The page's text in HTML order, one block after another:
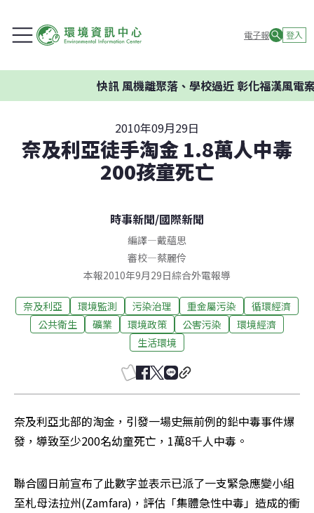
電子報 登入
快訊風機離聚落、學校過近 彰化福漢風電案
2010年09月29日
奈及利亞徒手淘金 1.8萬人中毒
200孩童死亡
時事新聞/國際新聞
編譯—戴蘊思
審校—蔡麗伶
本報2010年9月29日綜合外電報導
奈及利亞 環境監測 污染治理 重金屬污染
循環經濟
公共衛生
礦業 環境政策 公害污染
環境經濟
生活環境
奈及利亞北部的淘金，引發一場史無前例的鉛中毒事件爆
發，導致至少200名幼童死亡，1萬8千人中毒。
聯合國日前宣布了此數字並表示已派了一支緊急應變小組
至札母法拉州(Zamfara)，評估「集體急性中毒」造成的衝